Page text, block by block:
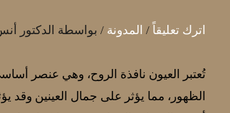
اترك تعليقاً / المدونة / بواسطة الدكتور
تُعتبر العيون نافذة الروح، وهي عنصر
الظهور، مما يؤثر على جمال العينين